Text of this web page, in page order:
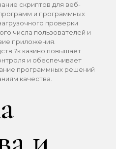
скриптов для веб-
и программных
проверки
числа пользователей и
приложения.
7к казино повышает
и обеспечивает
программных решений
качества.
и